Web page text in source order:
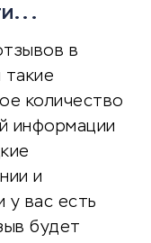
в
такие
количество
информации
и
у вас есть
будет